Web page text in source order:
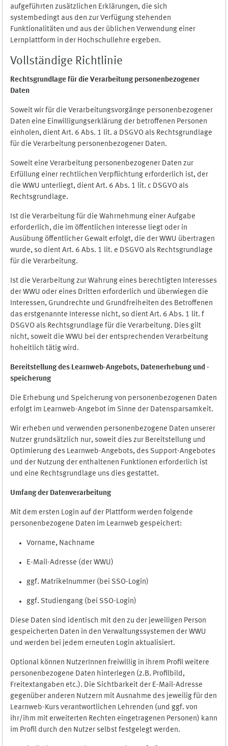
aufgeführten zusätzlichen Erklärungen, die sich
systembedingt aus den zur Verfügung stehenden
Funktionalitäten und aus der üblichen Verwendung einer
Lernplattform in der Hochschullehre ergeben.
Vollständige Richtlinie
Rechtsgrundlage für die Verarbeitung personenbezogener
Daten
Soweit wir für die Verarbeitungsvorgänge personenbezogener
Daten eine Einwilligungserklärung der betroffenen Personen
einholen, dient Art. 6 Abs. 1 lit. a DSGVO als Rechtsgrundlage
für die Verarbeitung personenbezogener Daten.
Soweit eine Verarbeitung personenbezogener Daten zur
Erfüllung einer rechtlichen Verpflichtung erforderlich ist, der
die WWU unterliegt, dient Art. 6 Abs. 1 lit. c DSGVO als
Rechtsgrundlage.
Ist die Verarbeitung für die Wahrnehmung einer Aufgabe
erforderlich, die im öffentlichen Interesse liegt oder in
Ausübung öffentlicher Gewalt erfolgt, die der WWU übertragen
wurde, so dient Art. 6 Abs. 1 lit. e DSGVO als Rechtsgrundlage
für die Verarbeitung.
Ist die Verarbeitung zur Wahrung eines berechtigten Interesses
der WWU oder eines Dritten erforderlich und überwiegen die
Interessen, Grundrechte und Grundfreiheiten des Betroffenen
das erstgenannte Interesse nicht, so dient Art. 6 Abs. 1 lit. f
DSGVO als Rechtsgrundlage für die Verarbeitung. Dies gilt
nicht, soweit die WWU bei der entsprechenden Verarbeitung
hoheitlich tätig wird.
Bereitstellung des Learnweb-Angebots, Datenerhebung und -
speicherung
Die Erhebung und Speicherung von personenbezogenen Daten
erfolgt im Learnweb-Angebot im Sinne der Datensparsamkeit.
Wir erheben und verwenden personenbezogene Daten unserer
Nutzer grundsätzlich nur, soweit dies zur Bereitstellung und
Optimierung des Learnweb-Angebots, des Support-Angebotes
und der Nutzung der enthaltenen Funktionen erforderlich ist
und eine Rechtsgrundlage uns dies gestattet.
Umfang der Datenverarbeitung
Mit dem ersten Login auf der Plattform werden folgende
personenbezogene Daten im Learnweb gespeichert:
Vorname, Nachname
E-Mail-Adresse (der WWU)
ggf. Matrikelnummer (bei SSO-Login)
ggf. Studiengang (bei SSO-Login)
Diese Daten sind identisch mit den zu der jeweiligen Person
gespeicherten Daten in den Verwaltungssystemen der WWU
und werden bei jedem erneuten Login aktualisiert.
Optional können NutzerInnen freiwillig in ihrem Profil weitere
personenbezogene Daten hinterlegen (z.B. Profilbild,
Freitextangaben etc.). Die Sichtbarkeit der E-Mail-Adresse
gegenüber anderen Nutzern mit Ausnahme des jeweilig für den
Learnweb-Kurs verantwortlichen Lehrenden (und ggf. von
ihr/ihm mit erweiterten Rechten eingetragenen Personen) kann
im Profil durch den Nutzer selbst festgelegt werden.